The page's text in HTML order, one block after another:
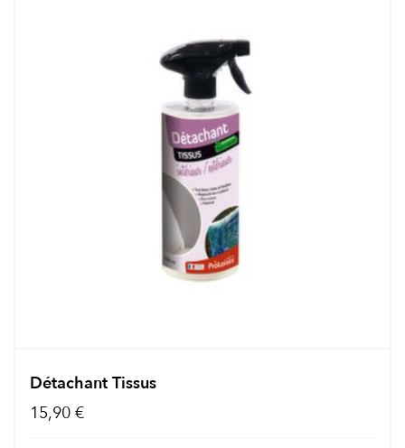
Détachant Tissus
15,90 €